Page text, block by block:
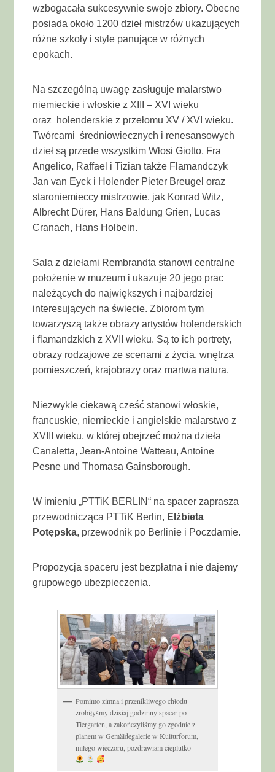
wzbogacała sukcesywnie swoje zbiory. Obecne
posiada około 1200 dzieł mistrzów ukazujących
różne szkoły i style panujące w różnych
epokach.
Na szczególną uwagę zasługuje malarstwo
niemieckie i włoskie z XIII – XVI wieku
oraz holenderskie z przełomu XV / XVI wieku.
Twórcami średniowiecznych i renesansowych
dzieł są przede wszystkim Włosi Giotto, Fra
Angelico, Raffael i Tizian także Flamandczyk
Jan van Eyck i Holender Pieter Breugel oraz
staroniemieccy mistrzowie, jak Konrad Witz,
Albrecht Dürer, Hans Baldung Grien, Lucas
Cranach, Hans Holbein.
Sala z dziełami Rembrandta stanowi centralne
położenie w muzeum i ukazuje 20 jego prac
należących do największych i najbardziej
interesujących na świecie. Zbiorom tym
towarzyszą także obrazy artystów holenderskich
i flamandzkich z XVII wieku. Są to ich portrety,
obrazy rodzajowe ze scenami z życia, wnętrza
pomieszczeń, krajobrazy oraz martwa natura.
Niezwykle ciekawą cześć stanowi włoskie,
francuskie, niemieckie i angielskie malarstwo z
XVIII wieku, w której obejrzeć można dzieła
Canaletta, Jean-Antoine Watteau, Antoine
Pesne und Thomasa Gainsborough.
W imieniu „PTTiK BERLIN“ na spacer zaprasza
przewodnicząca PTTiK Berlin, Elżbieta
Potępska, przewodnik po Berlinie i Poczdamie.
Propozycja spaceru jest bezpłatna i nie dajemy
grupowego ubezpieczenia.
Pomimo zimna i przenikliwego chłodu
zrobiłyśmy dzisiaj godzinny spacer po
Tiergarten, a zakończyliśmy go zgodnie z
planem w Gemäldegalerie w Kulturforum,
miłego wieczoru, pozdrawiam cieplutko